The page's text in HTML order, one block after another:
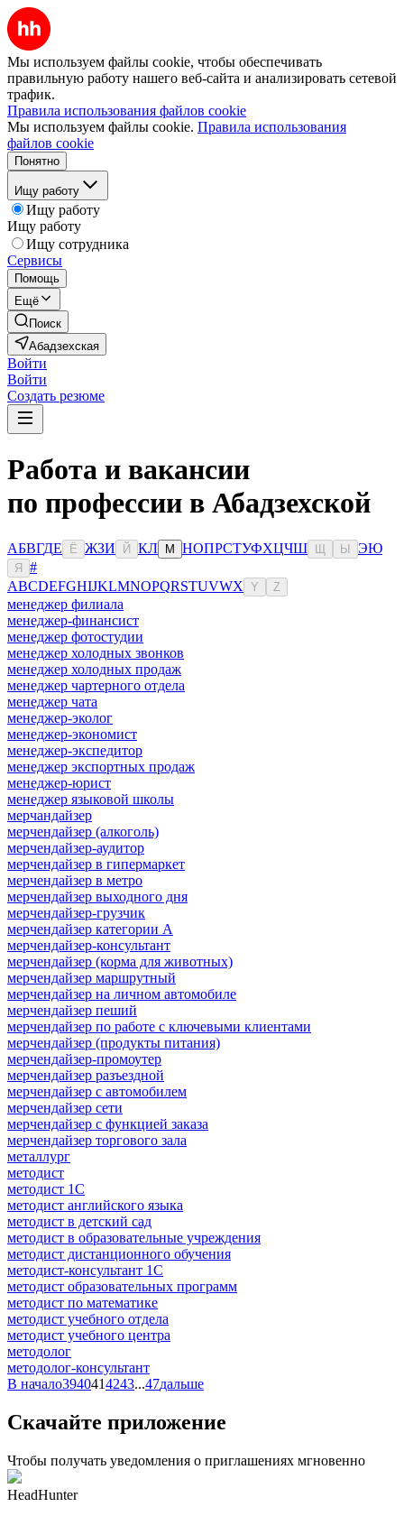
Мы используем файлы cookie, чтобы обеспечивать
правильную работу нашего веб-сайта и анализировать сетевой
трафик.
Правила использования файлов cookie
Мы используем файлы cookie. Правила использования
файлов cookie
Понятно
Ищу работу
Ищу работу
Ищу работу
Ищу сотрудника
Сервисы
Помощь
Ещё
Поиск
Абадзехская
Войти
Войти
Создать резюме
Работа и вакансии
по профессии в Абадзехской
АБВГДЕ Ё ЖЗИ Й КЛ М НОПРСТУФХЦЧШ Ы ЭЮ
Я
#
ABCDEFGHIJKLMNOPQRSTUVWX Y Z
менеджер филиала
менеджер-финансист
менеджер фотостудии
менеджер холодных звонков
менеджер холодных продаж
менеджер чартерного отдела
менеджер чата
менеджер-эколог
менеджер-экономист
менеджер-экспедитор
менеджер экспортных продаж
менеджер-юрист
менеджер языковой школы
мерчандайзер
мерчендайзер (алкоголь)
мерчендайзер-аудитор
мерчендайзер в гипермаркет
мерчендайзер в метро
мерчендайзер выходного дня
мерчендайзер-грузчик
мерчендайзер категории A
мерчендайзер-консультант
мерчендайзер (корма для животных)
мерчендайзер маршрутный
мерчендайзер на личном автомобиле
мерчендайзер пеший
мерчендайзер по работе с ключевыми клиентами
мерчендайзер (продукты питания)
мерчендайзер-промоутер
мерчендайзер разъездной
мерчендайзер с автомобилем
мерчендайзер сети
мерчендайзер с функцией заказа
мерчендайзер торгового зала
металлург
методист
методист 1С
методист английского языка
методист в детский сад
методист в образовательные учреждения
методист дистанционного обучения
методист-консультант 1С
методист образовательных программ
методист по математике
методист учебного отдела
методист учебного центра
методолог
методолог-консультант
В начало3940414243...47дальше
Скачайте приложение
Чтобы получать уведомления о приглашениях мгновенно
HeadHunter